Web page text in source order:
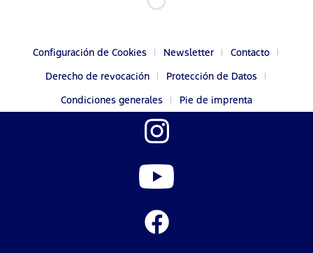
Configuración de Cookies Newsletter
Contacto
Derecho de revocación
Protección de Datos
Condiciones generales
Pie de imprenta